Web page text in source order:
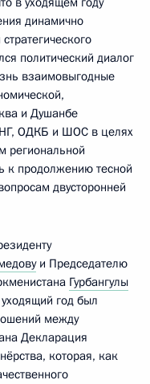
динамично
политический диалог
взаимовыгодные
и Душанбе
ОДКБ и ШОС в целях
региональной
к продолжению тесной
двусторонней
и Председателю
Гурбангулы
год был
между
Декларация
которая, как